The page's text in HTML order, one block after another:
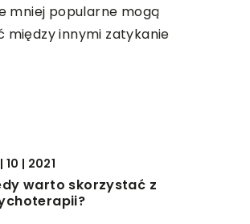
mniej popularne mogą
między innymi zatykanie
10 | 2021
warto skorzystać z